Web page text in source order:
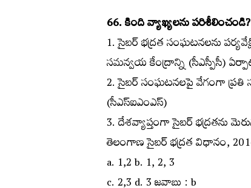
66. కింది వ్యాఖ్యలను పరిశీలించండి?
1. సైబర్‌ భద్రత సంఘటనలను
సమన్వయ కేంద్రాన్ని (సీఎస్పీసీ)
2. సైబర్‌ సంఘటనలపై వేగంగా ప్రతి
(సీఎస్‌ఐఎంఎస్‌)
3. దేశవ్యాప్తంగా సైబర్‌ భద్రతను
తెలంగాణ సైబర్‌ భద్రత విధానం,
a. 1,2 b. 1, 2, 3